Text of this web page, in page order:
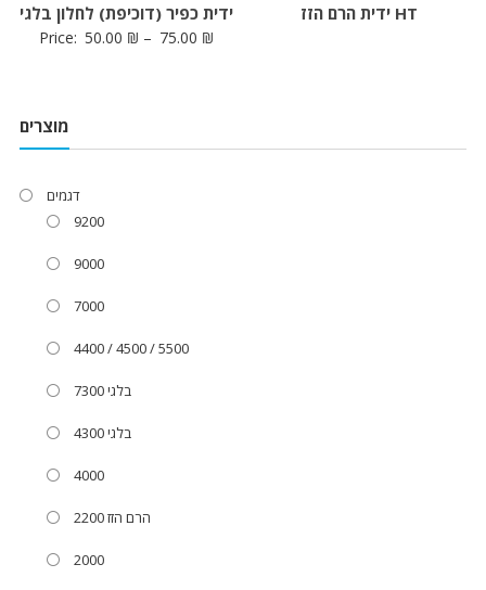
ידית כפיר (דוכיפת) לחלון בלגי
Price: 50.00 ₪ – 75.00 ₪
ידית הרם הזז HT
מוצרים
דגמים
9200
9000
7000
4400 / 4500 / 5500
בלגי 7300
בלגי 4300
4000
2200 הרם הזז
2000